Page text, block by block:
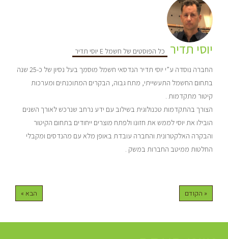
יוסי תדיר כל הפוסטים של חשמל E יוסי תדיר
החברה נוסדה ע”י יוסי תדיר הנדסאי חשמל מוסמך בעל נסיון של כ-25 שנה
בתחום החשמל התעשייתי, מתח גבוה, הבקרים המתוכנתים ומערכות
קיטור מתקדמות .
הצורך בהתקדמות טכנולוגית בשילוב עם ידע נרחב שנרכש לאורך השנים
הובילו את יוסי לממש את חזונו ולפתח מוצרים ייחודים בתחום הקיטור
והבקרה האלקטרונית והחברה עובדת באופן מלא עם מהנדסים ומקבלי
החלטות ממיטב החברות במשק .
« הקודם הבא »